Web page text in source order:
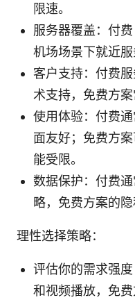
限速。
服务器覆盖：付
机场场景下就近服
客户支持：付费
术支持，免费方案
使用体验：付费
面友好；免费方
能受限。
数据保护：付费
略，免费方案的隐
理性选择策略：
评估你的需求强
和视频播放，免